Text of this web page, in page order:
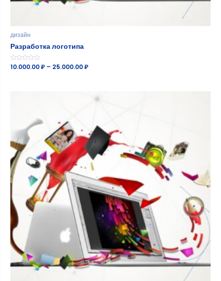
дизайн
Разработка логотипа
Оценка
10.000.00₽ – 25.000.00₽